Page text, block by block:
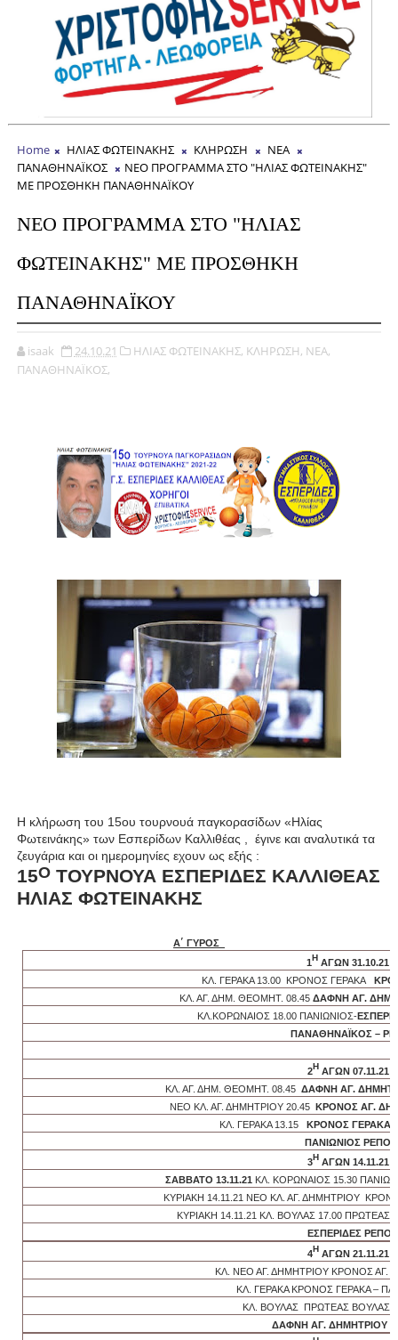
Home ΗΛΙΑΣ ΦΩΤΕΙΝΑΚΗΣ ΚΛΗΡΩΣΗ
ΝΕΑ
ΠΑΝΑΘΗΝΑΪΚΟΣ
ΝΕΟ ΠΡΟΓΡΑΜΜΑ ΣΤΟ "ΗΛΙΑΣ ΦΩΤΕΙΝΑΚΗΣ"
ΜΕ ΠΡΟΣΘΗΚΗ ΠΑΝΑΘΗΝΑΪΚΟΥ
ΝΕΟ ΠΡΟΓΡΑΜΜΑ ΣΤΟ "ΗΛΙΑΣ
ΦΩΤΕΙΝΑΚΗΣ" ΜΕ ΠΡΟΣΘΗΚΗ
ΠΑΝΑΘΗΝΑΪΚΟΥ
isaak 24.10.21 ΗΛΙΑΣ ΦΩΤΕΙΝΑΚΗΣ, ΚΛΗΡΩΣΗ, ΝΕΑ,
ΠΑΝΑΘΗΝΑΪΚΟΣ,
Η κλήρωση του 15ου τουρνουά παγκορασίδων «Ηλίας
Φωτεινάκης» των Εσπερίδων Καλλιθέας ,
έγινε και αναλυτικά τα
ζευγάρια και οι ημερομηνίες εχουν ως εξής :
15ΟΤΟΥΡΝΟΥΑ ΕΣΠΕΡΙΔΕΣ ΚΑΛΛΙΘΕΑΣ
ΗΛΙΑΣ ΦΩΤΕΙΝΑΚΗΣ
A΄ ΓΥΡΟΣ
1Η ΑΓΩΝ 31.10.21
ΚΛ. ΓΕΡΑΚΑ 13.00 ΚΡΟΝΟΣ ΓΕΡΑΚΑ
ΚΛ. ΑΓ. ΔΗΜ. ΘΕΟΜΗΤ. 08.45ΔΑΦΝΗ ΑΓ. ΔΗΜ.
ΚΛ.ΚΟΡΩΝΑΙΟΣ 18.00 ΠΑΝΙΩΝΙΟΣ-
ΠΑΝΑΘΗΝΑΪΚΟΣ –
2ΗΑΓΩΝ 07.11.21
ΚΛ. ΑΓ. ΔΗΜ. ΘΕΟΜΗΤ. 08.45 ΔΑΦΝΗ ΑΓ.
ΝΕΟ ΚΛ. ΑΓ. ΔΗΜΗΤΡΙΟΥ 20.45
ΚΡΟΝΟΣ ΑΓ.
ΚΛ. ΓΕΡΑΚΑ 13.15
ΚΡΟΝΟΣ ΓΕΡΑΚΑ
ΠΑΝΙΩΝΙΟΣ ΡΕΠΟ
3ΗΑΓΩΝ 14.11.21
ΣΑΒΒΑΤΟ 13.11.21 ΚΛ. ΚΟΡΩΝΑΙΟΣ 15.30
ΚΥΡΙΑΚΗ 14.11.21 ΝΕΟ ΚΛ. ΑΓ. ΔΗΜΗΤΡΙΟΥ
ΚΥΡΙΑΚΗ 14.11.21 ΚΛ. ΒΟΥΛΑΣ 17.00
ΕΣΠΕΡΙΔΕΣ ΡΕΠΟ
4ΗΑΓΩΝ 21.11.21
ΚΛ. ΝΕΟ ΑΓ. ΔΗΜΗΤΡΙΟΥ ΚΡΟΝΟΣ
ΚΛ. ΓΕΡΑΚΑ ΚΡΟΝΟΣ ΓΕΡΑΚΑ –
ΚΛ. ΒΟΥΛΑΣ ΠΡΩΤΕΑΣ ΒΟΥΛΑΣ
ΔΑΦΝΗ ΑΓ. ΔΗΜΗΤΡΙΟΥ -